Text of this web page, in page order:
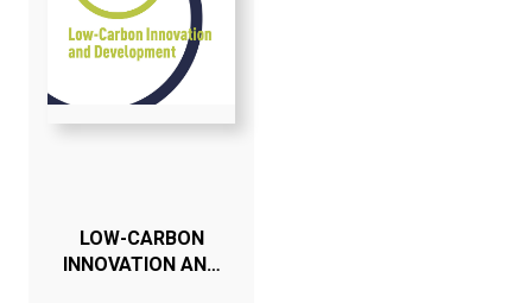
LOW-CARBON
INNOVATION AND